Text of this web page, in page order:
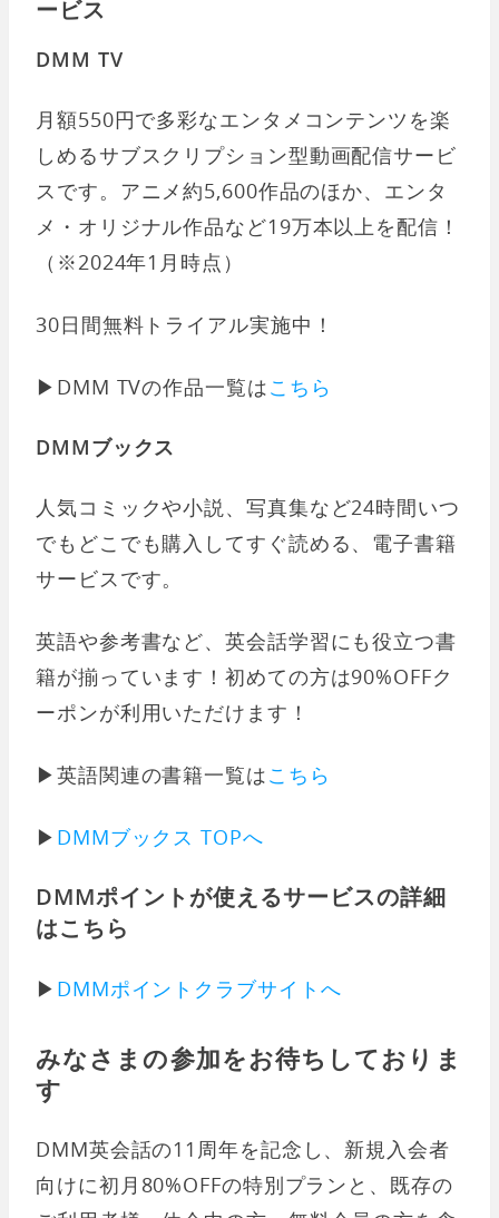
ービス
DMM TV
月額550円で多彩なエンタメコンテンツを楽
しめるサブスクリプション型動画配信サービ
スです。アニメ約5,600作品のほか、エンタ
メ・オリジナル作品など19万本以上を配信！
（※2024年1月時点）
30日間無料トライアル実施中！
▶︎DMM TVの作品一覧はこちら
DMMブックス
人気コミックや小説、写真集など24時間いつ
でもどこでも購入してすぐ読める、電子書籍
サービスです。
英語や参考書など、英会話学習にも役立つ書
籍が揃っています！初めての方は90%OFFク
ーポンが利用いただけます！
▶︎英語関連の書籍一覧はこちら
▶︎ DMMブックス TOPへ
DMMポイントが使えるサービスの詳細
はこちら
▶︎ DMMポイントクラブサイトへ
みなさまの参加をお待ちしておりま
す
DMM英会話の11周年を記念し、新規入会者
向けに初月80%OFFの特別プランと、既存の